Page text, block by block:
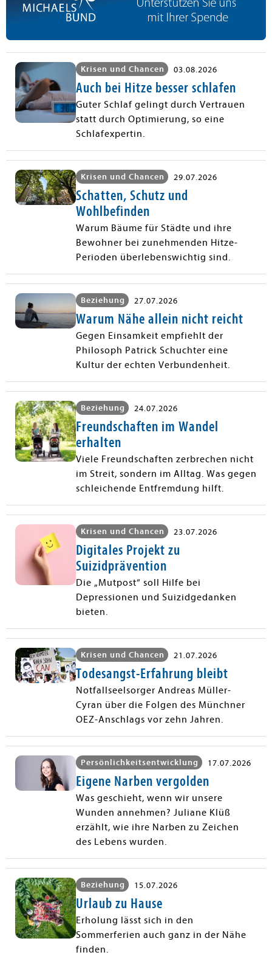
Krisen und Chancen 03.08.2026
Auch bei Hitze besser schlafen
Guter Schlaf gelingt durch Vertrauen
statt durch Optimierung, so eine
Schlafexpertin.
Krisen und Chancen 29.07.2026
Schatten, Schutz und
Wohlbefinden
Warum Bäume für Städte und ihre
Bewohner bei zunehmenden Hitze-
Perioden überlebenswichtig sind.
Beziehung 27.07.2026
Warum Nähe allein nicht reicht
Gegen Einsamkeit empfiehlt der
Philosoph Patrick Schuchter eine
Kultur der echten Verbundenheit.
Beziehung 24.07.2026
Freundschaften im Wandel
erhalten
Viele Freundschaften zerbrechen nicht
im Streit, sondern im Alltag. Was gegen
schleichende Entfremdung hilft.
Krisen und Chancen 23.07.2026
Digitales Projekt zu
Suizidprävention
Die „Mutpost“ soll Hilfe bei
Depressionen und Suizidgedanken
bieten.
Krisen und Chancen 21.07.2026
Todesangst-Erfahrung bleibt
Notfallseelsorger Andreas Müller-
Cyran über die Folgen des Münchner
OEZ-Anschlags vor zehn Jahren.
Persönlichkeitsentwicklung 17.07.2026
Eigene Narben vergolden
Was geschieht, wenn wir unsere
Wunden annehmen? Juliane Klüß
erzählt, wie ihre Narben zu Zeichen
des Lebens wurden.
Beziehung 15.07.2026
Urlaub zu Hause
Erholung lässt sich in den
Sommerferien auch ganz in der Nähe
finden.